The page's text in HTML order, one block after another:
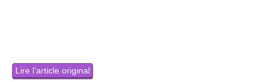
Lire l’article original